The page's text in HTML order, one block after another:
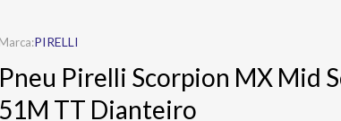
PIRELLI
Pneu Pirelli Scorpion MX Mid
51M TT Dianteiro